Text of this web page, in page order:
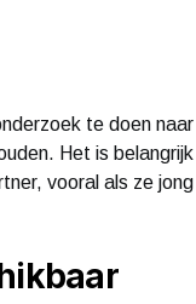
te doen
Het is
vooral als ze